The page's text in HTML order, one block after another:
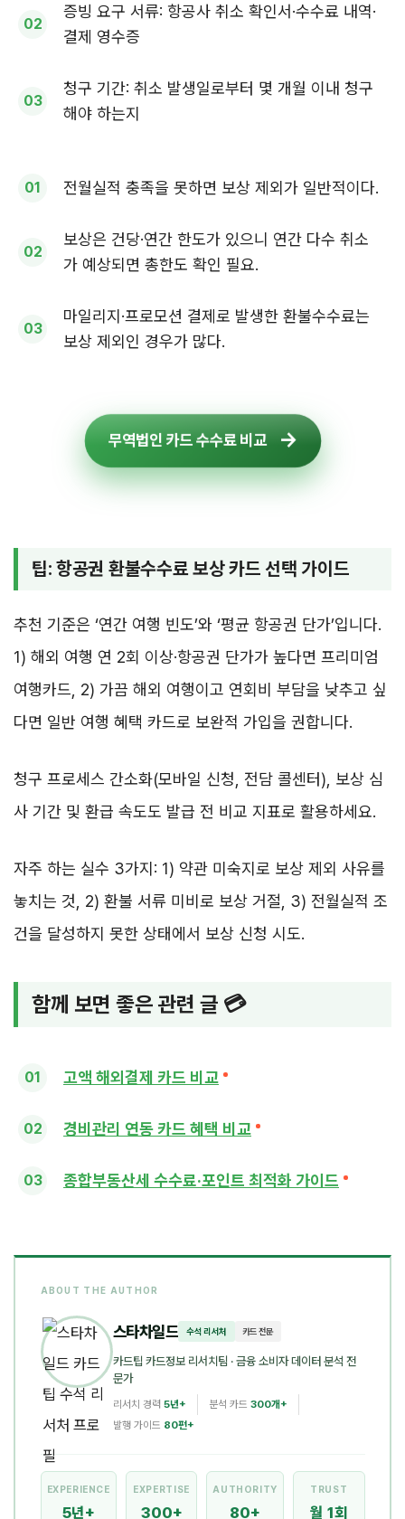
증빙 요구 서류: 항공사 취소 확인서·수수료 내역·
결제 영수증
청구 기간: 취소 발생일로부터 몇 개월 이내 청구
해야 하는지
전월실적 충족을 못하면 보상 제외가 일반적이다.
보상은 건당·연간 한도가 있으니 연간 다수 취소
가 예상되면 총한도 확인 필요.
마일리지·프로모션 결제로 발생한 환불수수료는
보상 제외인 경우가 많다.
무역법인 카드 수수료 비교
팁: 항공권 환불수수료 보상 카드 선택 가이드
추천 기준은 ‘연간 여행 빈도’와 ‘평균 항공권 단가’입니다.
1) 해외 여행 연 2회 이상·항공권 단가가 높다면 프리미엄
여행카드, 2) 가끔 해외 여행이고 연회비 부담을 낮추고 싶
다면 일반 여행 혜택 카드로 보완적 가입을 권합니다.
청구 프로세스 간소화(모바일 신청, 전담 콜센터), 보상 심
사 기간 및 환급 속도도 발급 전 비교 지표로 활용하세요.
자주 하는 실수 3가지: 1) 약관 미숙지로 보상 제외 사유를
놓치는 것, 2) 환불 서류 미비로 보상 거절, 3) 전월실적 조
건을 달성하지 못한 상태에서 보상 신청 시도.
함께 보면 좋은 관련 글 💳
고액 해외결제 카드 비교
경비관리 연동 카드 혜택 비교
종합부동산세 수수료·포인트 최적화 가이드
ABOUT THE AUTHOR
스타차일드 수석 리서처 카드 전문
카드팁 카드정보 리서치팀 · 금융 소비자 데이터 분석 전
문가
리서치 경력 5년+ 분석 카드 300개+
발행 가이드 80편+
EXPERIENCE
5년+
EXPERTISE
300+
AUTHORITY
80+
TRUST
월 1회